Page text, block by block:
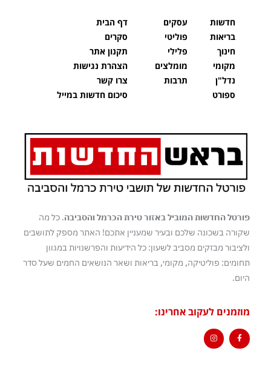
חדשות
בריאות
חינוך
מקומי
נדל"ן
ספורט
עסקים
פוליטי
פלילי
מומלצים
תרבות
דף הבית
סקרים
תקנון אתר
הצהרת נגישות
צרו קשר
סיכום חדשות במייל
פורטל החדשות המוביל באזור טירת הכרמל והסביבה. כל מה
שקורה בשכונה שלכם ובעיר שמעניין אתכם! האתר מספק לתושבים
ולציבור מבזקים מסביב לשעון: כל הידיעות והפרשנויות במגוון
תחומים: פוליטיקה, מקומי, בריאות ושאר הנושאים החמים שעל סדר
היום.
מוזמנים לעקוב אחרינו: